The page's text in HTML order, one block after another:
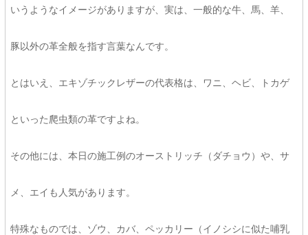
いうようなイメージがありますが、実は、一般的な牛、馬、羊、
豚以外の革全般を指す言葉なんです。
とはいえ、エキゾチックレザーの代表格は、ワニ、ヘビ、トカゲ
といった爬虫類の革ですよね。
その他には、本日の施工例のオーストリッチ（ダチョウ）や、サ
メ、エイも人気があります。
特殊なものでは、ゾウ、カバ、ペッカリー（イノシシに似た哺乳